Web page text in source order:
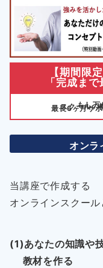
【期間限
「完成ま
もし万
スクール
最長6ヶ月サ
オンラ
当講座で作成する
オンラインスクール
(1)あなたの知識や
教材を作る